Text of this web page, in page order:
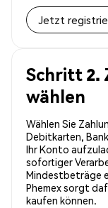
Jetzt
Schritt 2.
wählen
Wählen Sie
Debitkarten,
Ihr Konto
sofortiger
Mindestbeträge
Phemex sorgt
kaufen können.